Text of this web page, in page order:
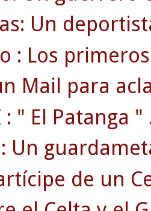
Un
: Los
Mail para
" El Patanga "
Un
de un